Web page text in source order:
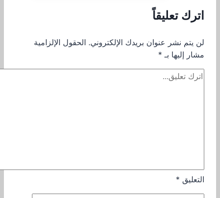
اترك تعليقاً
لن يتم نشر عنوان بريدك الإلكتروني. الحقول الإلزامية
مشار إليها بـ *
التعليق *